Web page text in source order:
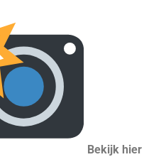
Bekijk hier